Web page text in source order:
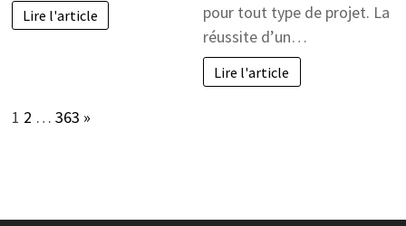
Lire l'article
pour tout type de projet. La
réussite d’un…
Lire l'article
Page:
1 2 … 363 Next
»